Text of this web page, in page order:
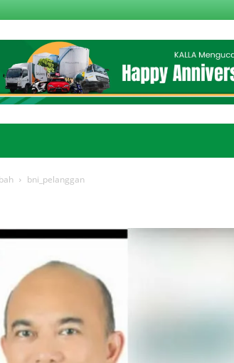
bni_pelanggan